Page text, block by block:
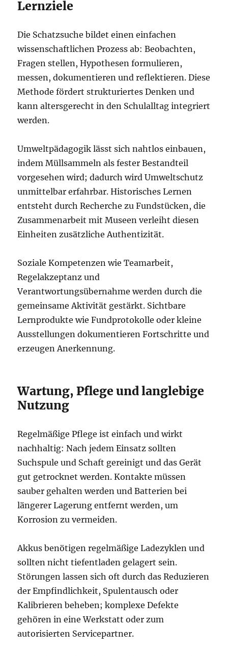
Lernziele
Die Schatzsuche bildet einen einfachen
wissenschaftlichen Prozess ab: Beobachten,
Fragen stellen, Hypothesen formulieren,
messen, dokumentieren und reflektieren. Diese
Methode fördert strukturiertes Denken und
kann altersgerecht in den Schulalltag integriert
werden.
Umweltpädagogik lässt sich nahtlos einbauen,
indem Müllsammeln als fester Bestandteil
vorgesehen wird; dadurch wird Umweltschutz
unmittelbar erfahrbar. Historisches Lernen
entsteht durch Recherche zu Fundstücken, die
Zusammenarbeit mit Museen verleiht diesen
Einheiten zusätzliche Authentizität.
Soziale Kompetenzen wie Teamarbeit,
Regelakzeptanz und
Verantwortungsübernahme werden durch die
gemeinsame Aktivität gestärkt. Sichtbare
Lernprodukte wie Fundprotokolle oder kleine
Ausstellungen dokumentieren Fortschritte und
erzeugen Anerkennung.
Wartung, Pflege und langlebige
Nutzung
Regelmäßige Pflege ist einfach und wirkt
nachhaltig: Nach jedem Einsatz sollten
Suchspule und Schaft gereinigt und das Gerät
gut getrocknet werden. Kontakte müssen
sauber gehalten werden und Batterien bei
längerer Lagerung entfernt werden, um
Korrosion zu vermeiden.
Akkus benötigen regelmäßige Ladezyklen und
sollten nicht tiefentladen gelagert sein.
Störungen lassen sich oft durch das Reduzieren
der Empfindlichkeit, Spulentausch oder
Kalibrieren beheben; komplexe Defekte
gehören in eine Werkstatt oder zum
autorisierten Servicepartner.